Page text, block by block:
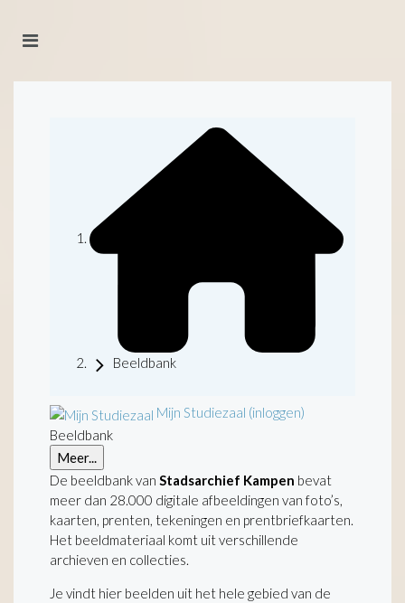
Beeldbank
Mijn Studiezaal (inloggen)
Beeldbank
Meer...
De beeldbank van Stadsarchief Kampen bevat
meer dan 28.000 digitale afbeeldingen van foto’s,
kaarten, prenten, tekeningen en prentbriefkaarten.
Het beeldmateriaal komt uit verschillende
archieven en collecties.
Je vindt hier beelden uit het hele gebied van de